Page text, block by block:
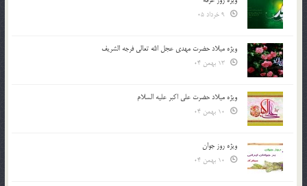
ویژه میلاد حضرت مهدی عجل الله تعالی فرجه الشريف
ویژه میلاد حضرت علی اکبر علیه السلام
ویژه روز جوان